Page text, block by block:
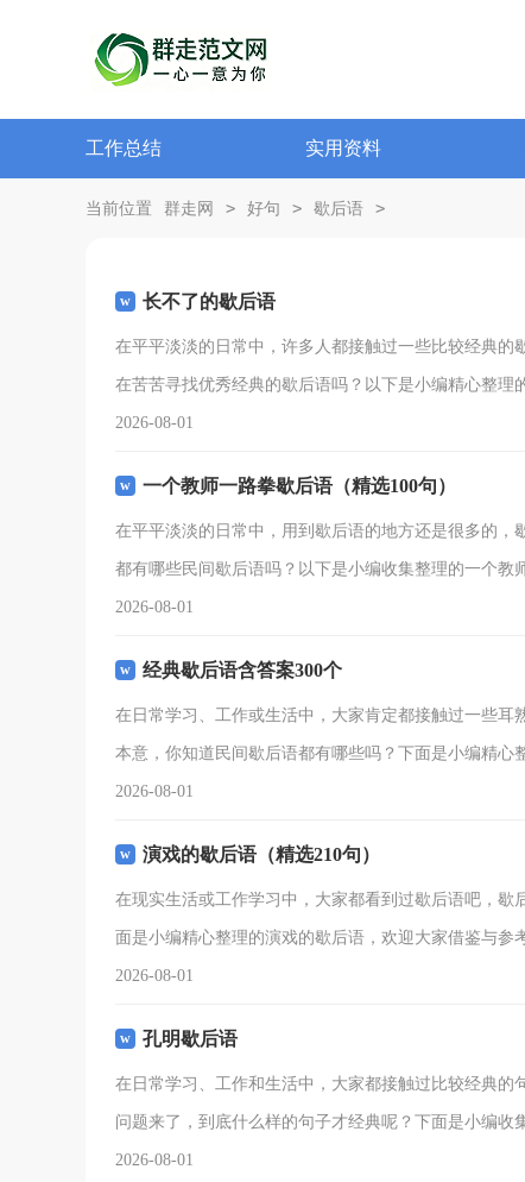
工作总结 实用资料
当前位置 群走网 > 好句 > 歇后语 >
长不了的歇后语
在平平淡淡的日常中，许多人都接触过一些比较经典
在苦苦寻找优秀经典的歇后语吗？以下是小编精心整理
2026-08-01
一个教师一路拳歇后语（精选100句）
在平平淡淡的日常中，用到歇后语的地方还是很多的
都有哪些民间歇后语吗？以下是小编收集整理的一个教
2026-08-01
经典歇后语含答案300个
在日常学习、工作或生活中，大家肯定都接触过一些
本意，你知道民间歇后语都有哪些吗？下面是小编精心
2026-08-01
演戏的歇后语（精选210句）
在现实生活或工作学习中，大家都看到过歇后语吧，
面是小编精心整理的演戏的歇后语，欢迎大家借鉴与参
2026-08-01
孔明歇后语
在日常学习、工作和生活中，大家都接触过比较经典
问题来了，到底什么样的句子才经典呢？下面是小编收
2026-08-01